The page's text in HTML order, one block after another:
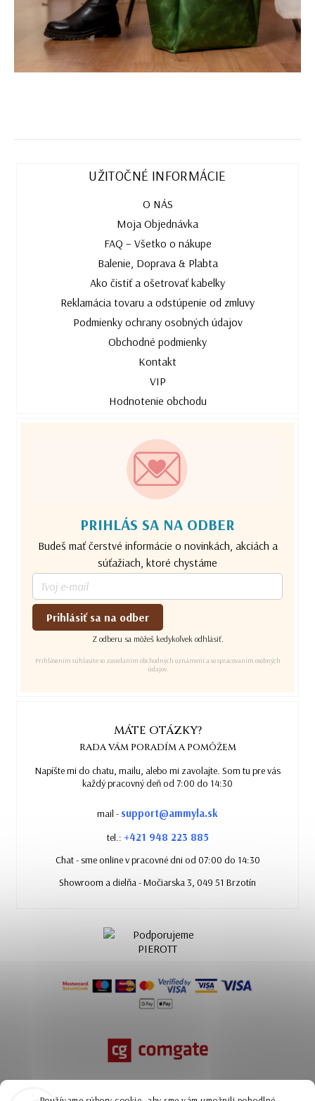
UŽITOČNÉ INFORMÁCIE
O NÁS
Moja Objednávka
FAQ – Všetko o nákupe
Balenie, Doprava & Plabta
Ako čistiť a ošetrovať kabelky
Reklamácia tovaru a odstúpenie od zmluvy
Podmienky ochrany osobných údajov
Obchodné podmienky
Kontakt
VIP
Hodnotenie obchodu
PRIHLÁS SA NA ODBER
Budeš mať čerstvé informácie o novinkách, akciách a
súťažiach, ktoré chystáme
Prihlásiť sa na odber
Z odberu sa môžeš kedykoľvek odhlásiť.
Prihlásením súhlasíte so zasielaním obchodných oznámení a so spracovaním osobných
údajov.
MÁTE OTÁZKY?
RADA VÁM PORADÍM A POMÔŽEM
Napíšte mi do chatu, mailu, alebo mi zavolajte. Som tu pre vás
každý pracovný deň od 7:00 do 14:30
mail - support@ammyla.sk
tel.: +421 948 223 885
Chat - sme online v pracovné dni od 07:00 do 14:30
Showroom a dielňa - Močiarska 3, 049 51 Brzotín